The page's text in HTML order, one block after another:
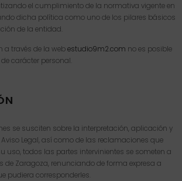
el cumplimiento de la normativa vigente en
dicha política como uno de los pilares básicos
de la entidad.
a través de la webestudio9m2.com no es posible
carácter personal.
se susciten sobre la interpretación, aplicación y
Legal, así como de las reclamaciones que
uso, todos las partes intervinientes se someten a
de Zaragoza, renunciando de forma expresa a
pudiera corresponderles.